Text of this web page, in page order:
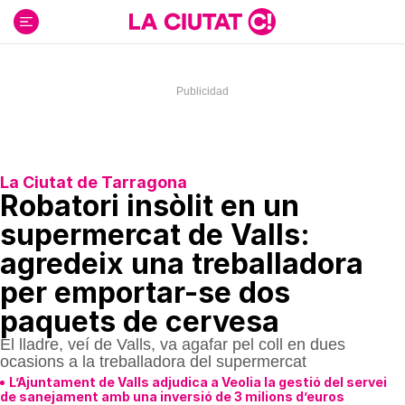
contenido
La Ciutat de Tarragona
Robatori insòlit en un
supermercat de Valls:
agredeix una treballadora
per emportar-se dos
paquets de cervesa
El lladre, veí de Valls, va agafar pel coll en dues
ocasions a la treballadora del supermercat
L’Ajuntament de Valls adjudica a Veolia la gestió del servei
de sanejament amb una inversió de 3 milions d’euros